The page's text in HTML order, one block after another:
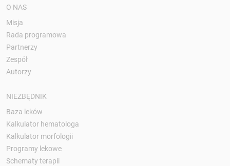
O NAS
Misja
Rada programowa
Partnerzy
Zespół
Autorzy
NIEZBĘDNIK
Baza leków
Kalkulator hematologa
Kalkulator morfologii
Programy lekowe
Schematy terapii